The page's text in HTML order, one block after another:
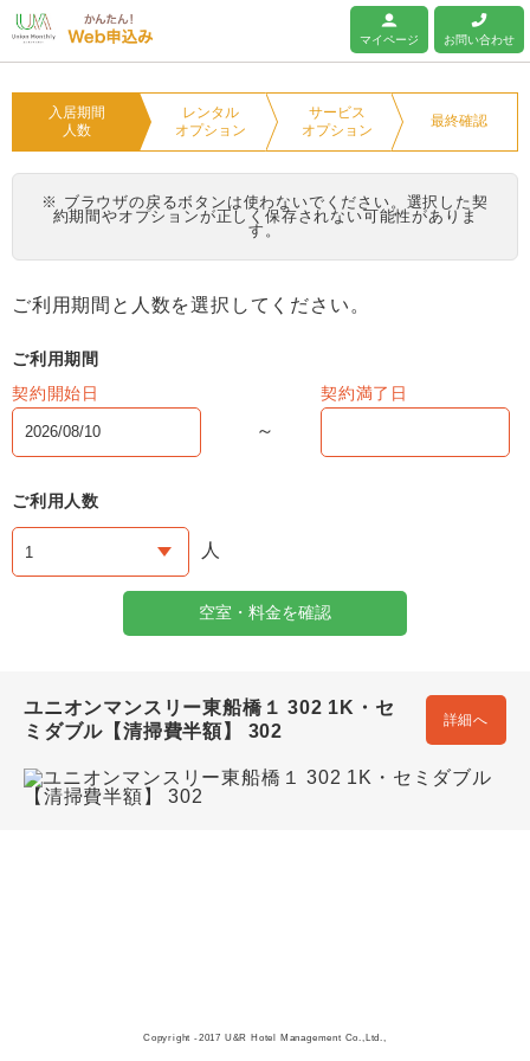
ユニオンマンスリー
マイページ お問い合わせ
入居期間
人数
レンタル
オプション
サービス
オプション
最終確認
※ ブラウザの戻るボタンは使わないでください。選択した契
約期間やオプションが正しく保存されない可能性がありま
す。
ご利用期間と人数を選択してください。
ご利用期間
契約開始日
契約満了日
ご利用人数
人
空室・料金を確認
ユニオンマンスリー東船橋１ 302 1K・セ
ミダブル【清掃費半額】 302
詳細へ
Copyright -2017 U&R Hotel Management Co.,Ltd.,